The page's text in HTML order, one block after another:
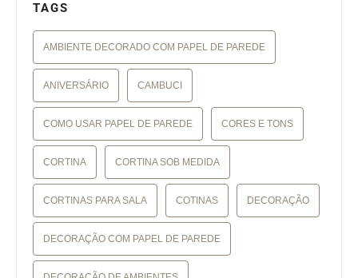
TAGS
AMBIENTE DECORADO COM PAPEL DE PAREDE
ANIVERSÁRIO CAMBUCI
COMO USAR PAPEL DE PAREDE CORES E TONS
CORTINA CORTINA SOB MEDIDA
CORTINAS PARA SALA COTINAS DECORAÇÃO
DECORAÇÃO COM PAPEL DE PAREDE